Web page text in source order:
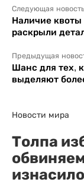
Следующая новость
Наличие квоты
раскрыли
Предыдущая
Шанс для тех,
выделяют
Новости мира
Толпа